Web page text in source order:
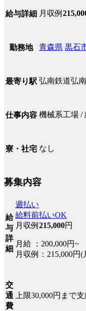
給与詳細 月収例
勤務地 青森県 黒石
最寄り駅 弘南鉄道弘
仕事内容 機械系工場 /
寮・社宅 なし
募集内容
給
与
詳
細
週払い
給料前払いOK
月収例 215,000円
月給 ：200,000円~
月収例：215,000円
交
通
費
上限30,000円まで